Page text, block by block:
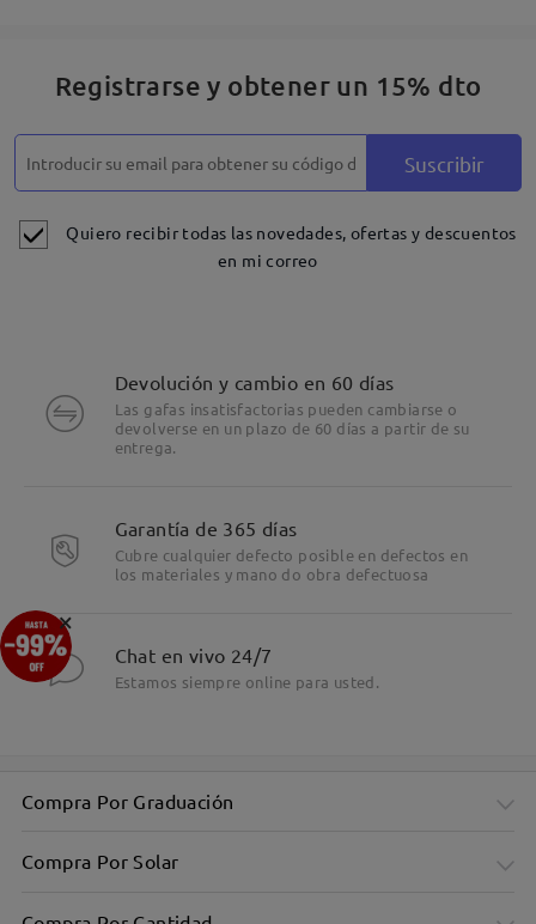
Detalles
Registrarse y obtener un 15% dto
Suscribir
Quiero recibir todas las novedades, ofertas y descuentos
en mi correo
Devolución y cambio en 60 días
Las gafas insatisfactorias pueden cambiarse o
devolverse en un plazo de 60 días a partir de su
entrega.
Garantía de 365 días
Cubre cualquier defecto posible en defectos en
los materiales y mano do obra defectuosa
Chat en vivo 24/7
Estamos siempre online para usted.
Compra Por Graduación
Compra Por Solar
×